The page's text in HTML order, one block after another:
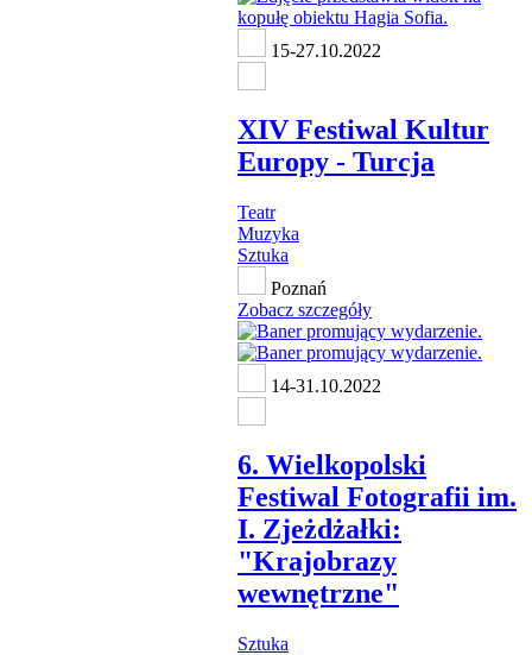
15-27.10.2022
XIV Festiwal Kultur
Europy - Turcja
Teatr
Muzyka
Sztuka
Poznań
Zobacz szczegóły
14-31.10.2022
6. Wielkopolski
Festiwal Fotografii im.
I. Zjeżdżałki:
"Krajobrazy
wewnętrzne"
Sztuka